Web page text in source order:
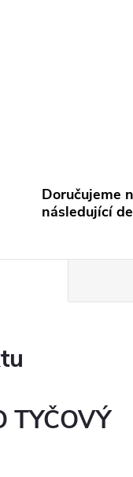
Doručujeme
následující
TYČOVÝ